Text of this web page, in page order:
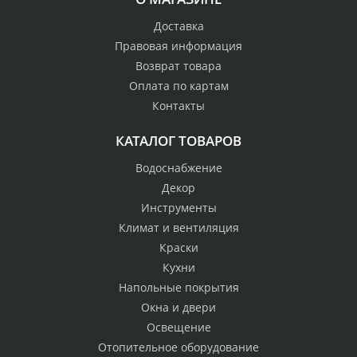
Доставка
Правовая информация
Возврат товара
Оплата по картам
Контакты
КАТАЛОГ ТОВАРОВ
Водоснабжение
Декор
Инструменты
Климат и вентиляция
Краски
Кухни
Напольные покрытия
Окна и двери
Освещение
Отопительное оборудование